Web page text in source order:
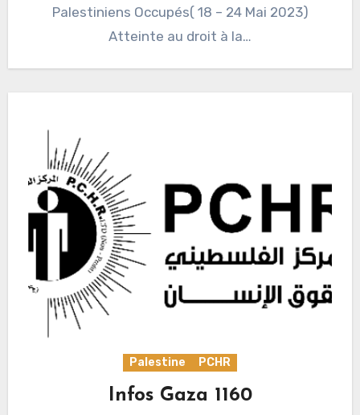
Palestiniens Occupés( 18 – 24 Mai 2023)
Atteinte au droit à la…
Palestine PCHR
Infos Gaza 1160